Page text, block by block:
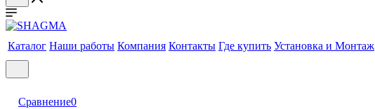
Каталог Наши работы Компания Контакты Где купить Установка и Монтаж
Сравнение0